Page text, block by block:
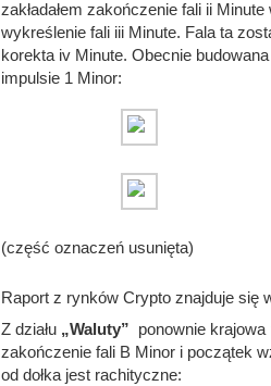
zakładałem zakończenie fali ii
wykreślenie fali iii Minute. Fala ta
korekta iv Minute. Obecnie
impulsie 1 Minor:
(część oznaczeń usunięta)
Raport z rynków Crypto znajduje się
Z działu „Waluty” ponownie krajowa
zakończenie fali B Minor i początek
od dołka jest rachityczne: